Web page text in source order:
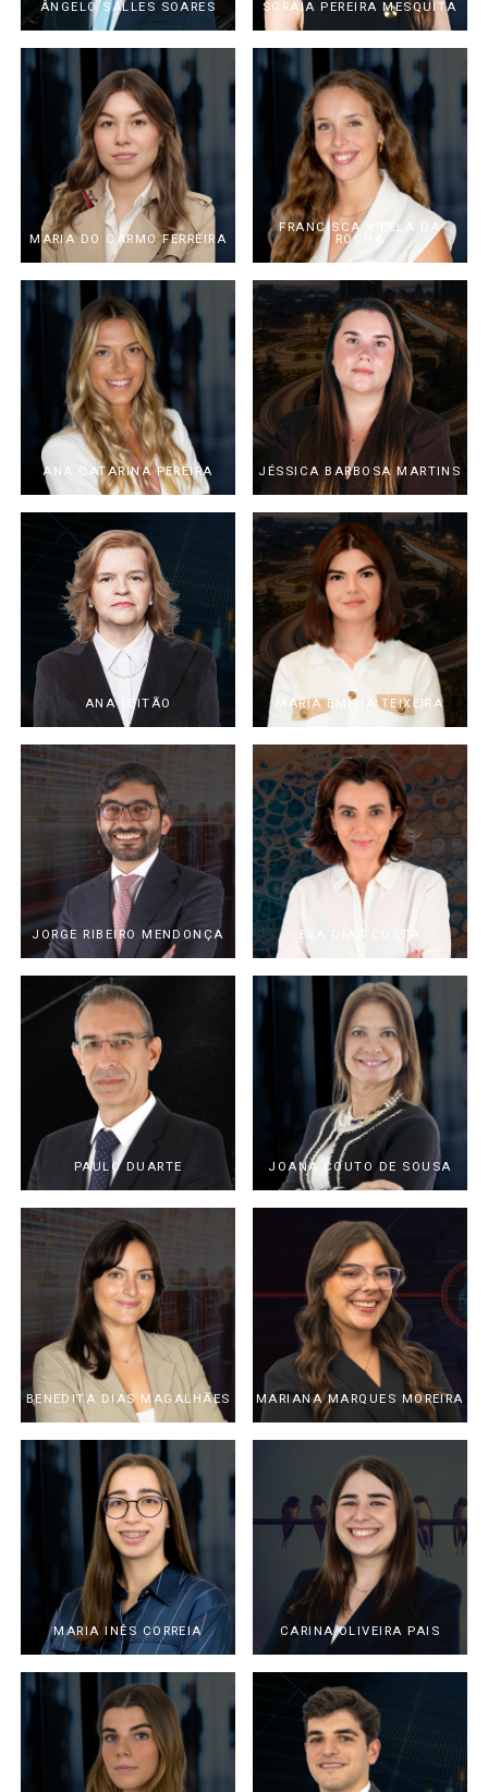
ÂNGELO SALLES SOARES SORAIA PEREIRA MESQUITA
MARIA DO CARMO FERREIRA
FRANCISCA VILELA DA
ROCHA
ANA CATARINA PEREIRA JÉSSICA BARBOSA MARTINS
ANA LEITÃO MARIA EMÍLIA TEIXEIRA
JORGE RIBEIRO MENDONÇA EVA DIAS COSTA
PAULO DUARTE JOANA COUTO DE SOUSA
BENEDITA DIAS MAGALHÃES MARIANA MARQUES MOREIRA
MARIA INÊS CORREIA CARINA OLIVEIRA PAIS